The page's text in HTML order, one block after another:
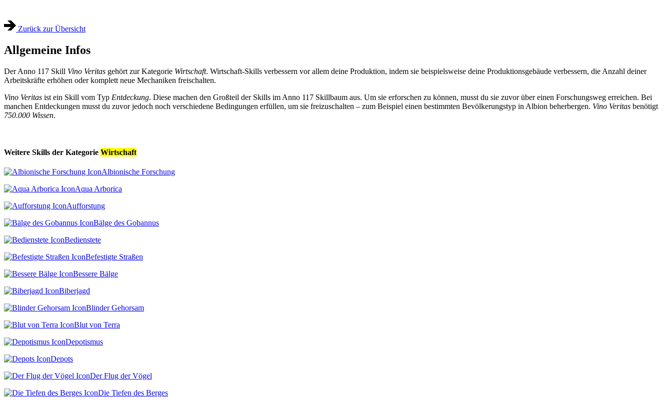
Zurück zur Übersicht
Allgemeine Infos
Der Anno 117 Skill Vino Veritas gehört zur Kategorie Wirtschaft. Wirtschaft-Skills verbessern vor allem deine Produktion, indem sie beispielsweise deine Produktionsgebäude verbessern, die Anzahl deiner
Arbeitskräfte erhöhen oder komplett neue Mechaniken freischalten.
Vino Veritas ist ein Skill vom Typ Entdeckung. Diese machen den Großteil der Skills im Anno 117 Skillbaum aus. Um sie erforschen zu können, musst du sie zuvor über einen Forschungsweg erreichen. Bei
manchen Entdeckungen musst du zuvor jedoch noch verschiedene Bedingungen erfüllen, um sie freizuschalten – zum Beispiel einen bestimmten Bevölkerungstyp in Albion beherbergen. Vino Veritas benötigt
750.000 Wissen.
Weitere Skills der Kategorie Wirtschaft
Albionische Forschung
Aqua Arborica
Aufforstung
Bälge des Gobannus
Bedienstete
Befestigte Straßen
Bessere Bälge
Biberjagd
Blinder Gehorsam
Blut von Terra
Depotismus
Depots
Der Flug der Vögel
Die Tiefen des Berges